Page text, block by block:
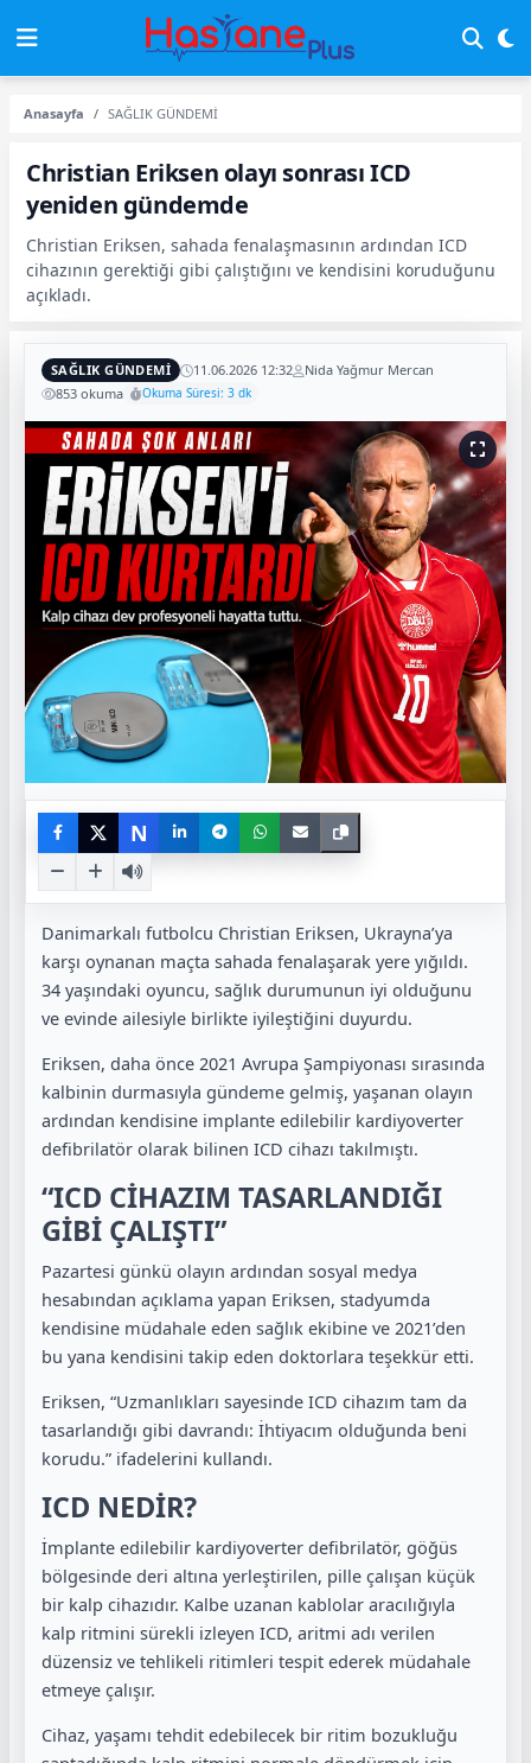
Anasayfa SAĞLIK GÜNDEMİ
Christian Eriksen olayı sonrası ICD
yeniden gündemde
Christian Eriksen, sahada fenalaşmasının ardından ICD
cihazının gerektiği gibi çalıştığını ve kendisini koruduğunu
açıkladı.
SAĞLIK GÜNDEMİ 11.06.2026 12:32
Nida Yağmur Mercan
853 okuma
Okuma Süresi: 3 dk
N
Danimarkalı futbolcu Christian Eriksen, Ukrayna’ya
karşı oynanan maçta sahada fenalaşarak yere yığıldı.
34 yaşındaki oyuncu, sağlık durumunun iyi olduğunu
ve evinde ailesiyle birlikte iyileştiğini duyurdu.
Eriksen, daha önce 2021 Avrupa Şampiyonası sırasında
kalbinin durmasıyla gündeme gelmiş, yaşanan olayın
ardından kendisine implante edilebilir kardiyoverter
defibrilatör olarak bilinen ICD cihazı takılmıştı.
“ICD CİHAZIM TASARLANDIĞI
GİBİ ÇALIŞTI”
Pazartesi günkü olayın ardından sosyal medya
hesabından açıklama yapan Eriksen, stadyumda
kendisine müdahale eden sağlık ekibine ve 2021’den
bu yana kendisini takip eden doktorlara teşekkür etti.
Eriksen, “Uzmanlıkları sayesinde ICD cihazım tam da
tasarlandığı gibi davrandı: İhtiyacım olduğunda beni
korudu.” ifadelerini kullandı.
ICD NEDİR?
İmplante edilebilir kardiyoverter defibrilatör, göğüs
bölgesinde deri altına yerleştirilen, pille çalışan küçük
bir kalp cihazıdır. Kalbe uzanan kablolar aracılığıyla
kalp ritmini sürekli izleyen ICD, aritmi adı verilen
düzensiz ve tehlikeli ritimleri tespit ederek müdahale
etmeye çalışır.
Cihaz, yaşamı tehdit edebilecek bir ritim bozukluğu